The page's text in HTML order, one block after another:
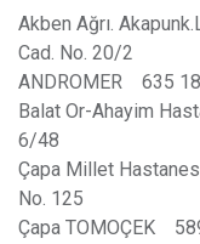
Akben Ağrı.
Cad. No. 20/2
ANDROMER 635
Balat Or-Ahayim
6/48
Çapa Millet
No. 125
Çapa TOMOÇEK